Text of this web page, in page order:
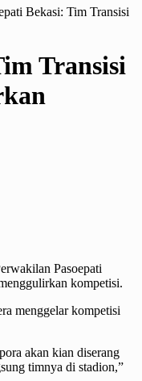
Bekasi: Tim Transisi
Transisi
Pasoepati
kompetisi.
menggelar kompetisi
akan kian diserang
timnya di stadion,”